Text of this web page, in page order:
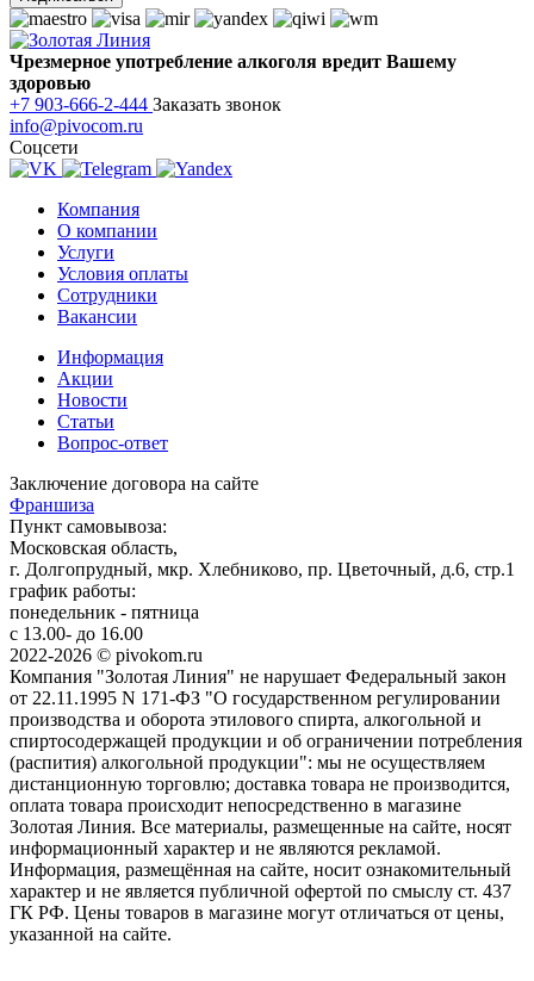
Чрезмерное употребление алкоголя вредит Вашему
здоровью
+7 903-666-2-444 Заказать звонок
info@pivocom.ru
Соцсети
Компания
О компании
Услуги
Условия оплаты
Сотрудники
Вакансии
Информация
Акции
Новости
Статьи
Вопрос-ответ
Заключение договора на сайте
Франшиза
Пункт самовывоза:
Московская область,
г. Долгопрудный, мкр. Хлебниково, пр. Цветочный, д.6, стр.1
график работы:
понедельник - пятница
с 13.00- до 16.00
2022-2026 © pivokom.ru
Компания "Золотая Линия" не нарушает Федеральный закон
от 22.11.1995 N 171-ФЗ "О государственном регулировании
производства и оборота этилового спирта, алкогольной и
спиртосодержащей продукции и об ограничении потребления
(распития) алкогольной продукции": мы не осуществляем
дистанционную торговлю; доставка товара не производится,
оплата товара происходит непосредственно в магазине
Золотая Линия. Все материалы, размещенные на сайте, носят
информационный характер и не являются рекламой.
Информация, размещённая на сайте, носит ознакомительный
характер и не является публичной офертой по смыслу ст. 437
ГК РФ. Цены товаров в магазине могут отличаться от цены,
указанной на сайте.